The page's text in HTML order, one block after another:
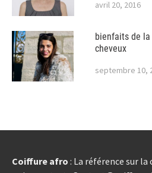
avril 20, 2016
bienfaits de
cheveux
septembre 10,
Coiffure afro : La référence sur